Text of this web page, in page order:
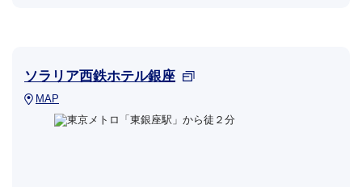
ソラリア西鉄ホテル銀座
MAP